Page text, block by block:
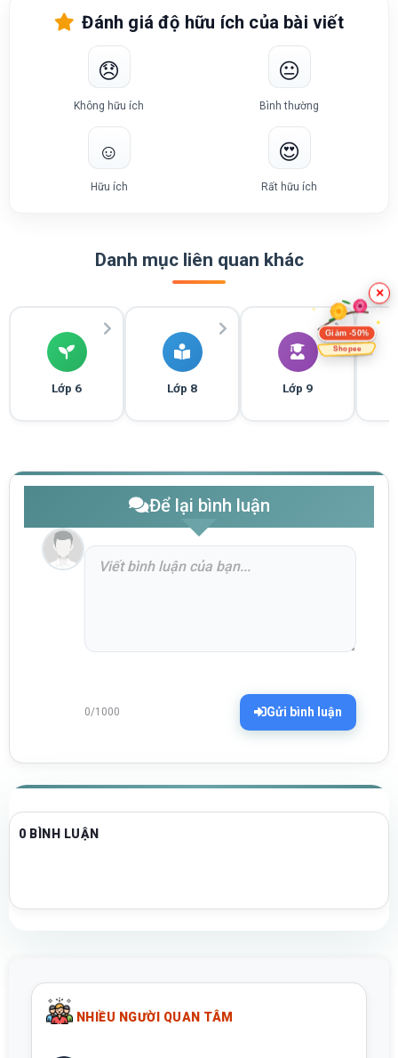
Đánh giá độ hữu ích của bài viết
😞
Không hữu ích
😐
Bình thường
☺️
Hữu ích
😍
Rất hữu ích
Danh mục liên quan khác
Lớp 6 Lớp 8 Lớp 9
Để lại bình luận
0/1000 Gửi bình luận
0 BÌNH LUẬN
NHIỀU NGƯỜI QUAN TÂM
×
Giảm -50%
Shopee